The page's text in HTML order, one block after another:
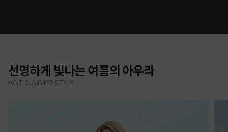
선명하게 빛나는 여름의 아우라
HOT SUMMER STYLE